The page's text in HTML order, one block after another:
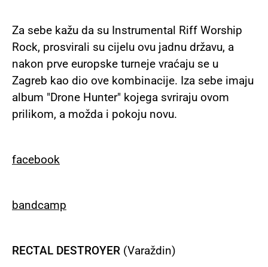
Za sebe kažu da su Instrumental Riff Worship
Rock, prosvirali su cijelu ovu jadnu državu, a
nakon prve europske turneje vraćaju se u
Zagreb kao dio ove kombinacije. Iza sebe imaju
album "Drone Hunter" kojega svriraju ovom
prilikom, a možda i pokoju novu.
facebook
bandcamp
RECTAL DESTROYER (Varaždin)